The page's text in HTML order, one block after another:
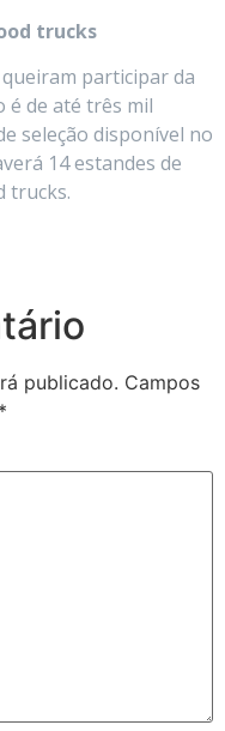
trucks
participar da
é de até três mil
seleção disponível no
14 estandes de
trucks.
publicado. Campos
*